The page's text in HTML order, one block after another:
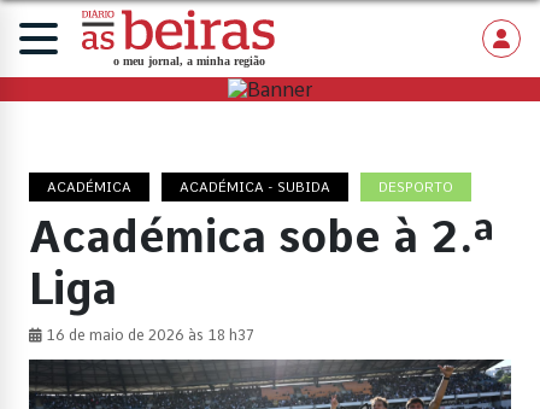
ACADÉMICA ACADÉMICA - SUBIDA DESPORTO
Académica sobe à 2.ª
Liga
16 de maio de 2026 às 18 h37